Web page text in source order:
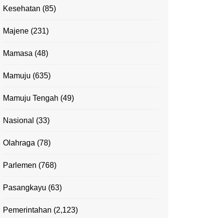
Kesehatan (85)
Majene (231)
Mamasa (48)
Mamuju (635)
Mamuju Tengah (49)
Nasional (33)
Olahraga (78)
Parlemen (768)
Pasangkayu (63)
Pemerintahan (2,123)